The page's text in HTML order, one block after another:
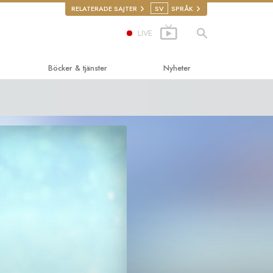
RELATERADE SAJTER SV SPRÅK
LIVE
Böcker & tjänster Nyheter